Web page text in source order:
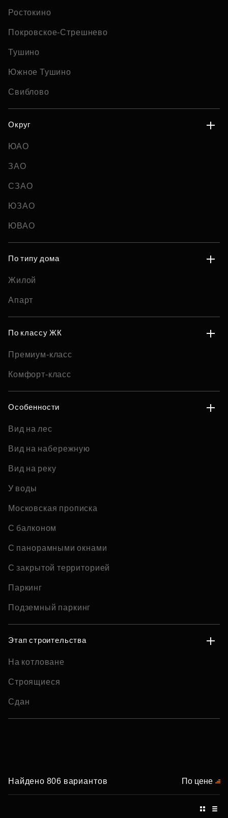
Ростокино
Покровское-Стрешнево
Тушино
Южное Тушино
Свиблово
Округ
ЮАО
ЗАО
СЗАО
ЮЗАО
ЮВАО
По типу дома
Жилой
Апарт
По классу ЖК
Премиум-класс
Комфорт-класс
Особенности
Вид на лес
Вид на набережную
Вид на реку
У воды
Московская прописка
С балконом
С панорамными окнами
С закрытой территорией
Паркинг
Подземный паркинг
Этап строительства
На котловане
Строящиеся
Сдан
Найдено 806 вариантов По цене